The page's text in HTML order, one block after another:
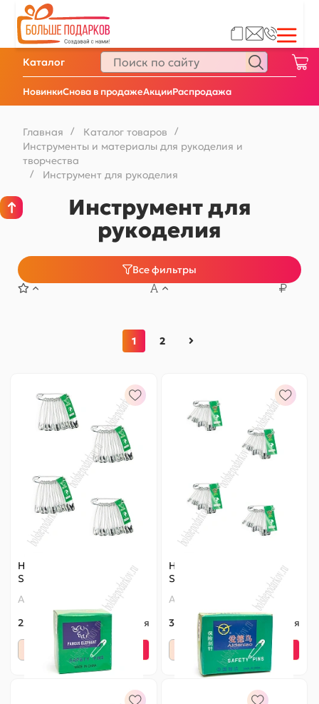
НовинкиСнова в продажеАкцииРаспродажа
Каталог
Главная / Каталог товаров /
Инструменты и материалы для рукоделия и
творчества
/ Инструмент для рукоделия
Инструмент для
рукоделия
Все фильтры
1 2
Набор булавок (432 шт)
SF-3410
Артикул:
225 ₽
Оптовая
+
Набор булавок (864 шт)
SF-3410
Артикул:
140-856
315 ₽
Оптовая
+